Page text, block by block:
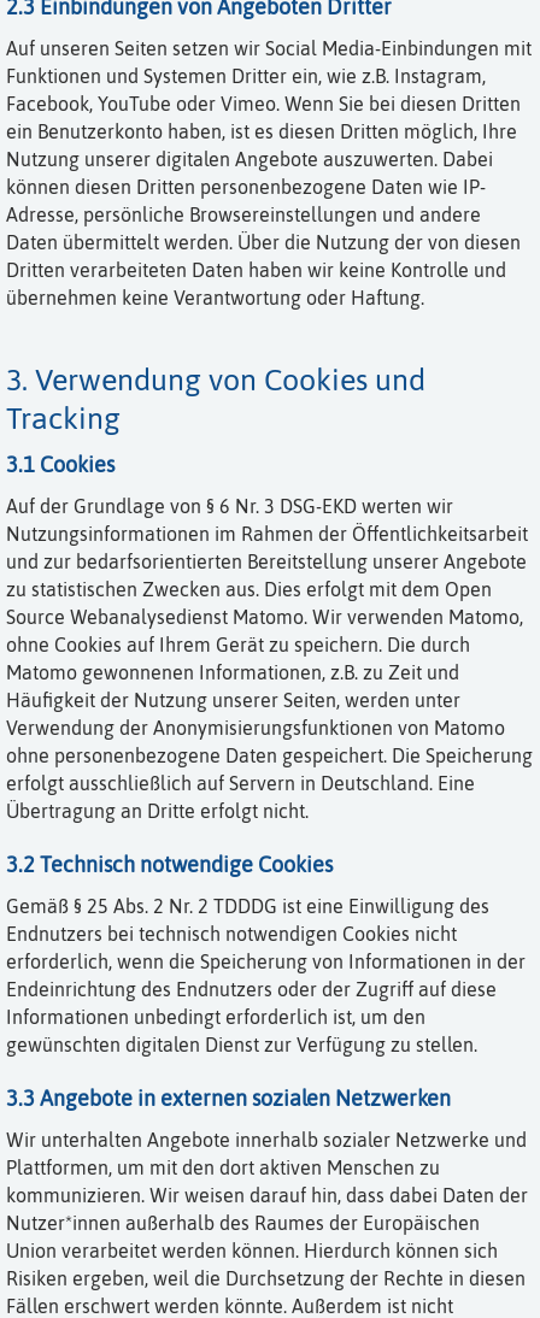
2.3 Einbindungen von Angeboten Dritter
Auf unseren Seiten setzen wir Social Media-Einbindungen mit
Funktionen und Systemen Dritter ein, wie z.B. Instagram,
Facebook, YouTube oder Vimeo. Wenn Sie bei diesen Dritten
ein Benutzerkonto haben, ist es diesen Dritten möglich, Ihre
Nutzung unserer digitalen Angebote auszuwerten. Dabei
können diesen Dritten personenbezogene Daten wie IP-
Adresse, persönliche Browsereinstellungen und andere
Daten übermittelt werden. Über die Nutzung der von diesen
Dritten verarbeiteten Daten haben wir keine Kontrolle und
übernehmen keine Verantwortung oder Haftung.
3. Verwendung von Cookies und
Tracking
3.1 Cookies
Auf der Grundlage von § 6 Nr. 3 DSG-EKD werten wir
Nutzungsinformationen im Rahmen der Öffentlichkeitsarbeit
und zur bedarfsorientierten Bereitstellung unserer Angebote
zu statistischen Zwecken aus. Dies erfolgt mit dem Open
Source Webanalysedienst Matomo. Wir verwenden Matomo,
ohne Cookies auf Ihrem Gerät zu speichern. Die durch
Matomo gewonnenen Informationen, z.B. zu Zeit und
Häufigkeit der Nutzung unserer Seiten, werden unter
Verwendung der Anonymisierungsfunktionen von Matomo
ohne personenbezogene Daten gespeichert. Die Speicherung
erfolgt ausschließlich auf Servern in Deutschland. Eine
Übertragung an Dritte erfolgt nicht.
3.2 Technisch notwendige Cookies
Gemäß § 25 Abs. 2 Nr. 2 TDDDG ist eine Einwilligung des
Endnutzers bei technisch notwendigen Cookies nicht
erforderlich, wenn die Speicherung von Informationen in der
Endeinrichtung des Endnutzers oder der Zugriff auf diese
Informationen unbedingt erforderlich ist, um den
gewünschten digitalen Dienst zur Verfügung zu stellen.
3.3 Angebote in externen sozialen Netzwerken
Wir unterhalten Angebote innerhalb sozialer Netzwerke und
Plattformen, um mit den dort aktiven Menschen zu
kommunizieren. Wir weisen darauf hin, dass dabei Daten der
Nutzer*innen außerhalb des Raumes der Europäischen
Union verarbeitet werden können. Hierdurch können sich
Risiken ergeben, weil die Durchsetzung der Rechte in diesen
Fällen erschwert werden könnte. Außerdem ist nicht